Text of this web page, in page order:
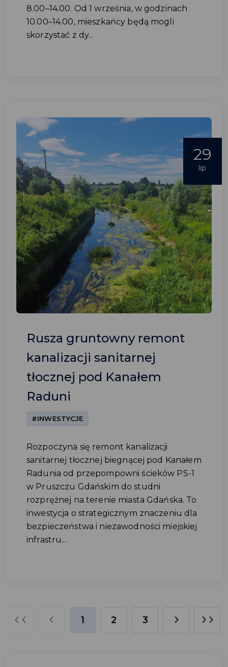
8.00–14.00. Od 1 września, w godzinach
10.00–14.00, mieszkańcy będą mogli
skorzystać z dy...
29
lip
Rusza gruntowny remont
kanalizacji sanitarnej
tłocznej pod Kanałem
Raduni
#INWESTYCJE
Rozpoczyna się remont kanalizacji
sanitarnej tłocznej biegnącej pod Kanałem
Radunia od przepompowni ścieków PS-1
w Pruszczu Gdańskim do studni
rozprężnej na terenie miasta Gdańska. To
inwestycja o strategicznym znaczeniu dla
bezpieczeństwa i niezawodności miejskiej
infrastru...
1 2 3